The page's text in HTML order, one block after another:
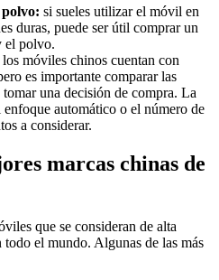
polvo: si sueles utilizar el móvil en
duras, puede ser útil comprar un
el polvo.
móviles chinos cuentan con
es importante comparar las
una decisión de compra. La
automático o el número de
a considerar.
marcas chinas de
que se consideran de alta
el mundo. Algunas de las más